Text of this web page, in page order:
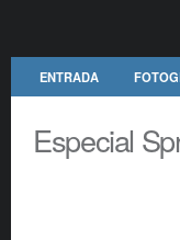
ENTRADA
Especial